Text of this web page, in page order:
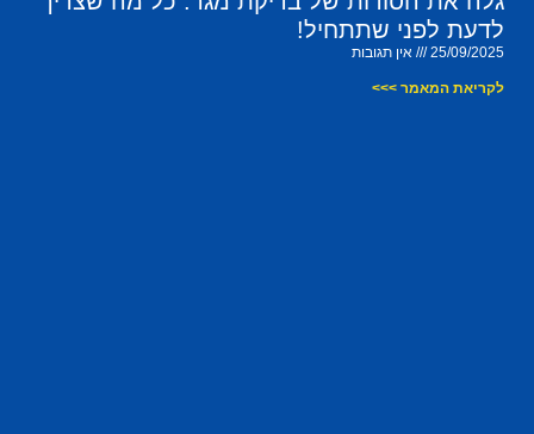
לדעת לפני שתתחיל!
25/09/2025 אין תגובות
לקריאת המאמר >>>